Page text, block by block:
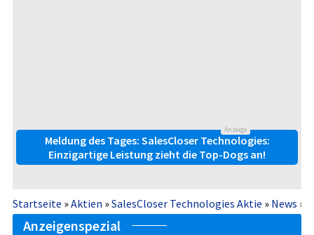
Anzeige
Meldung des Tages: SalesCloser Technologies:
Einzigartige Leistung zieht die Top-Dogs an!
Startseite »Aktien »SalesCloser Technologies Aktie » News »
Anzeigenspezial